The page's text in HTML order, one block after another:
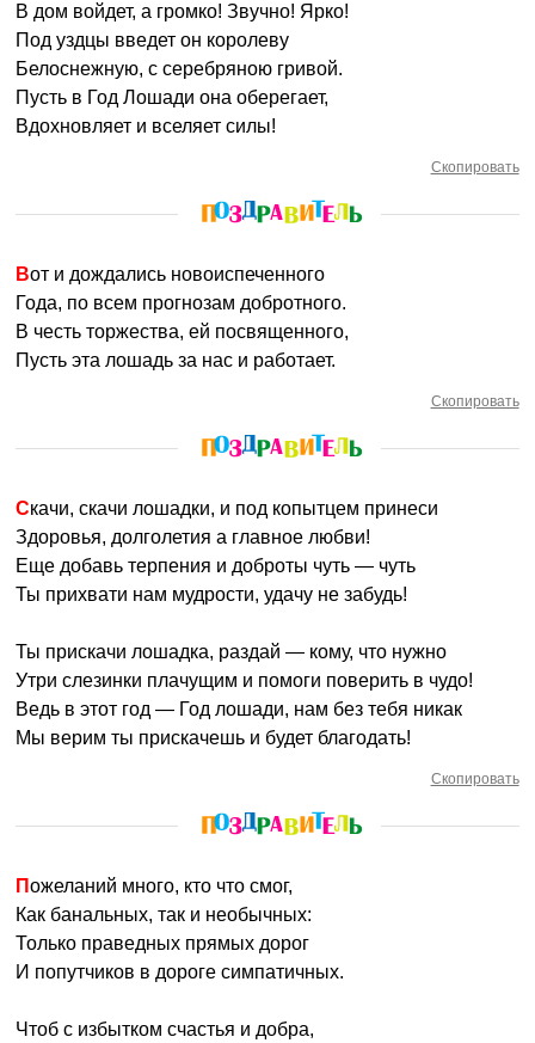
В дом войдет, а громко! Звучно! Ярко!
Под уздцы введет он королеву
Белоснежную, с серебряною гривой.
Пусть в Год Лошади она оберегает,
Вдохновляет и вселяет силы!
Скопировать
Вот и дождались новоиспеченного
Года, по всем прогнозам добротного.
В честь торжества, ей посвященного,
Пусть эта лошадь за нас и работает.
Скопировать
Скачи, скачи лошадки, и под копытцем принеси
Здоровья, долголетия а главное любви!
Еще добавь терпения и доброты чуть — чуть
Ты прихвати нам мудрости, удачу не забудь!
Ты прискачи лошадка, раздай — кому, что нужно
Утри слезинки плачущим и помоги поверить в чудо!
Ведь в этот год — Год лошади, нам без тебя никак
Мы верим ты прискачешь и будет благодать!
Скопировать
Пожеланий много, кто что смог,
Как банальных, так и необычных:
Только праведных прямых дорог
И попутчиков в дороге симпатичных.
Чтоб с избытком счастья и добра,